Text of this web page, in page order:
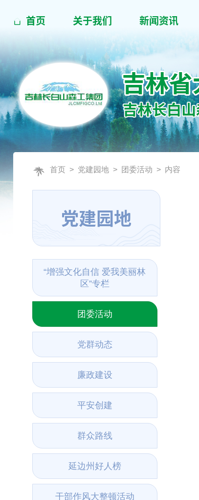
首页 关于我们 新闻资讯
首页> 党建园地> 团委活动 > 内容
党建园地
“增强文化自信 爱我美丽林
区”专栏
团委活动
党群动态
廉政建设
平安创建
群众路线
延边州好人榜
干部作风大整顿活动